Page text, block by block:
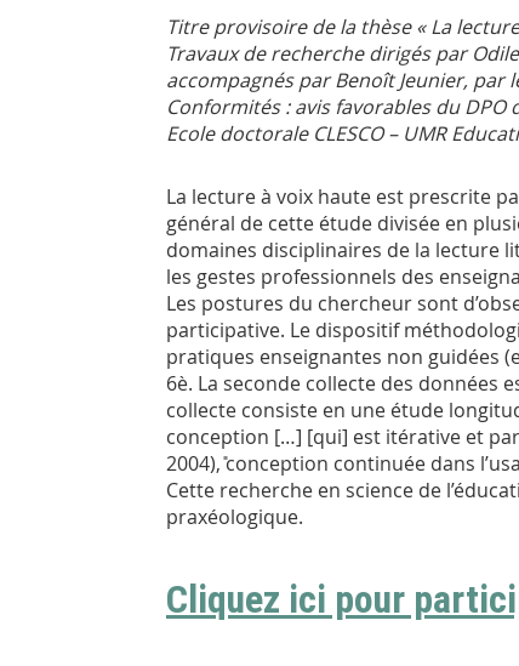
Titre provisoire de la thèse « La
Travaux de recherche dirigés par
accompagnés par Benoît Jeunier, par
Conformités : avis favorables du DPO
Ecole doctorale CLESCO – UMR
La lecture à voix haute est prescrite
général de cette étude divisée en
domaines disciplinaires de la lecture
les gestes professionnels des
Les postures du chercheur sont
participative. Le dispositif
pratiques enseignantes non guidées
6è. La seconde collecte des données
collecte consiste en une étude
conception […] [qui] est itérative et
2004), ̎conception continuée dans
Cette recherche en science de
praxéologique.
Cliquez ici pour